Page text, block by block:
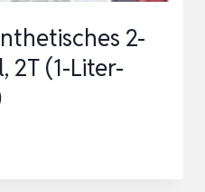
2-
2T (1-Liter-